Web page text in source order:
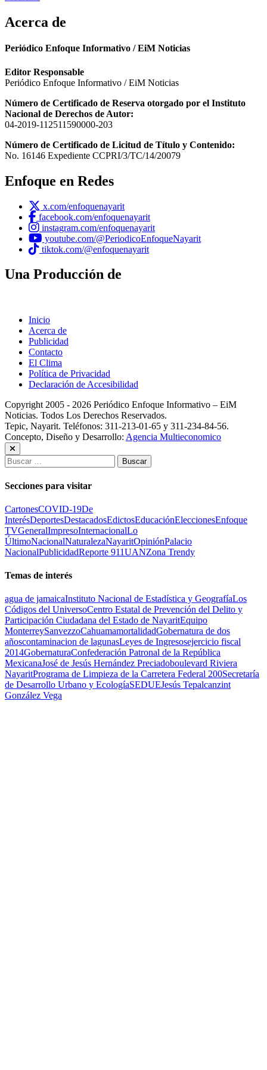
Acerca de
Periódico Enfoque Informativo / EiM Noticias
Editor Responsable
Periódico Enfoque Informativo / EiM Noticias
Número de Certificado de Reserva otorgado por el Instituto
Nacional de Derechos de Autor:
04-2019-112511590000-203
Número de Certificado de Licitud de Título y Contenido:
No. 16146 Expediente CCPRI/3/TC/14/20079
Enfoque en Redes
x.com/enfoquenayarit
facebook.com/enfoquenayarit
instagram.com/enfoquenayarit
youtube.com/@PeriodicoEnfoqueNayarit
tiktok.com/@enfoquenayarit
Una Producción de
Inicio
Acerca de
Publicidad
Contacto
El Clima
Política de Privacidad
Declaración de Accesibilidad
Copyright 2005 - 2026 Periódico Enfoque Informativo – EiM
Noticias. Todos Los Derechos Reservados.
Tepic, Nayarit. Teléfonos: 311-213-01-65 y 311-234-84-56.
Concepto, Diseño y Desarrollo: Agencia Multieconomico
Buscar:
Secciones para visitar
CartonesCOVID-19De
InterésDeportesDestacadosEdictosEducaciónEleccionesEnfoque
TVGeneralImpresoInternacionalLo
ÚltimoNacionalNaturalezaNayaritOpiniónPalacio
NacionalPublicidadReporte 911UANZona Trendy
Temas de interés
agua de jamaicaInstituto Nacional de Estadística y GeografíaLos
Códigos del UniversoCentro Estatal de Prevención del Delito y
Participación Ciudadana del Estado de NayaritEquipo
MonterreySanvezzoCahuamamortalidadGobernatura de dos
añoscontaminacion de lagunasLeyes de Ingresosejercicio fiscal
2014GobernaturaConfederación Patronal de la República
MexicanaJosé de Jesús Hernández Preciadoboulevard Riviera
NayaritPrograma de Limpieza de la Carretera Federal 200Secretaría
de Desarrollo Urbano y EcologíaSEDUEJesús Tepalcanzint
González Vega